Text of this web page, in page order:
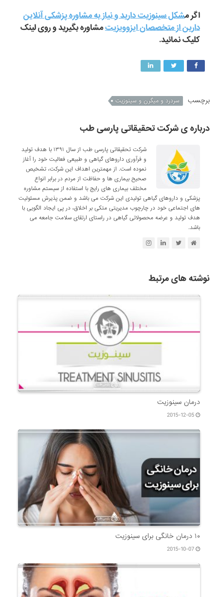
اگر مشکل سینوزیت دارید و نیاز به مشاوره پزشکی آنلاین
دارین از متخصصان ایزوویزیتمشاوره بگیرید و روی لینک
کلیک نمائید.
برچسب سردرد و میگرن و سینوزیت
درباره ی شرکت تحقیقاتی پارسی طب
شرکت تحقیقاتی پارسی طب از سال ۱۳۹۱ با هدف تولید
و فرآوری داروهای گیاهی و طبیعی فعالیت خود را آغاز
نموده است. از مهمترین اهداف این شرکت، تشخیص
صحیح بیماری ها و حفاظت از مردم در برابر انواع
مختلف بیماری های رایج با استفاده از سیستم مشاوره
پزشکی و داروهای گیاهی تولیدی این شرکت می باشد و ضمن پذیرش مسئولیت
های اجتماعی خود در چارچوب مدیریتی متکی بر اخلاق، در پی ایجاد الگویی با
هدف تولید و عرضه محصولاتی گیاهی در راستای ارتقای سلامت جامعه می
باشد.
نوشته های مرتبط
درمان سینوزیت
2015-12-05
۱۰ درمان خانگی برای سینوزیت
2015-10-07